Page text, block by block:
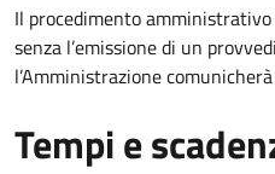
Il procedimento
senza l’emissione di un
l’Amministrazione
Tempi e